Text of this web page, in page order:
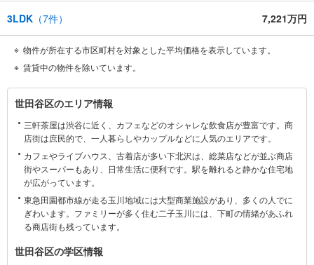
3LDK （7件） 7,221万円
物件が所在する市区町村を対象とした平均価格を表示しています。
賃貸中の物件を除いています。
世
田
谷
区
に
関
す
る
世田谷区のエリア情報
三軒茶屋は渋谷に近く、カフェなどのオシャレな飲食店が豊富です。商
店街は庶民的で、一人暮らしやカップルなどに人気のエリアです。
カフェやライブハウス、古着店が多い下北沢は、総菜店などが並ぶ商店
街やスーパーもあり、日常生活に便利です。駅を離れると静かな住宅地
が広がっています。
東急田園都市線が走る玉川地域には大型商業施設があり、多くの人でに
ぎわいます。ファミリーが多く住む二子玉川には、下町の情緒があふれ
る商店街も残っています。
世田谷区の学区情報